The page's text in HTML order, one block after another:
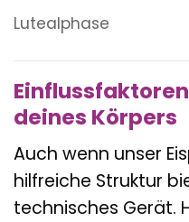
Lutealphase
deines Körpers
Auch wenn unser
hilfreiche Struktur
technisches Gerät.